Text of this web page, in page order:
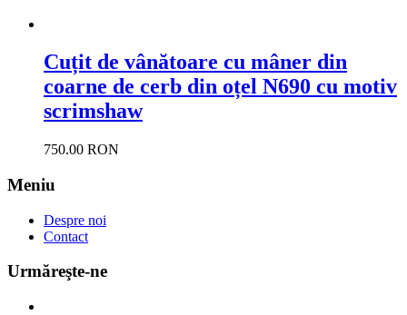
Cuțit de vânătoare cu mâner din
coarne de cerb din oțel N690 cu motiv
scrimshaw
750.00 RON
Meniu
Despre noi
Contact
Urmăreşte-ne